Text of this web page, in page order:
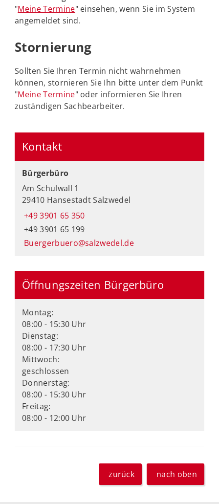
"Meine Termine" einsehen, wenn Sie im System
angemeldet sind.
Stornierung
Sollten Sie Ihren Termin nicht wahrnehmen
können, stornieren Sie Ihn bitte unter dem Punkt
"Meine Termine" oder informieren Sie Ihren
zuständigen Sachbearbeiter.
Kontakt
Bürgerbüro
Am Schulwall 1
29410 Hansestadt Salzwedel
+49 3901 65 350
+49 3901 65 199
Buergerbuero@salzwedel.de
Öffnungszeiten Bürgerbüro
Montag:
08:00 - 15:30 Uhr
Dienstag:
08:00 - 17:30 Uhr
Mittwoch:
geschlossen
Donnerstag:
08:00 - 15:30 Uhr
Freitag:
08:00 - 12:00 Uhr
zurück nach oben